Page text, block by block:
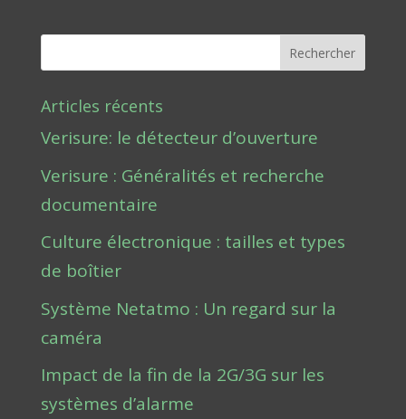
Rechercher
Articles récents
Verisure: le détecteur d’ouverture
Verisure : Généralités et recherche
documentaire
Culture électronique : tailles et types
de boîtier
Système Netatmo : Un regard sur la
caméra
Impact de la fin de la 2G/3G sur les
systèmes d’alarme